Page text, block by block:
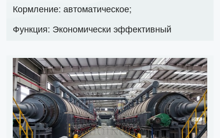
Кормление: автоматическое;
Функция: Экономически эффективный